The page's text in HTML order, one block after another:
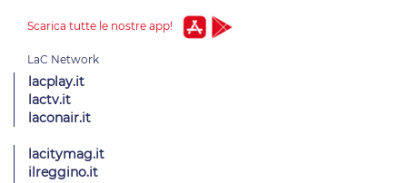
Scarica tutte le nostre app!
lacplay.it
lactv.it
laconair.it
lacitymag.it
ilreggino.it